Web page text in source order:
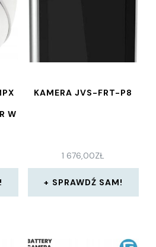
W
KAMERA JVS-FRT-P8
1 676,00ZŁ
SPRAWDŹ SAM!